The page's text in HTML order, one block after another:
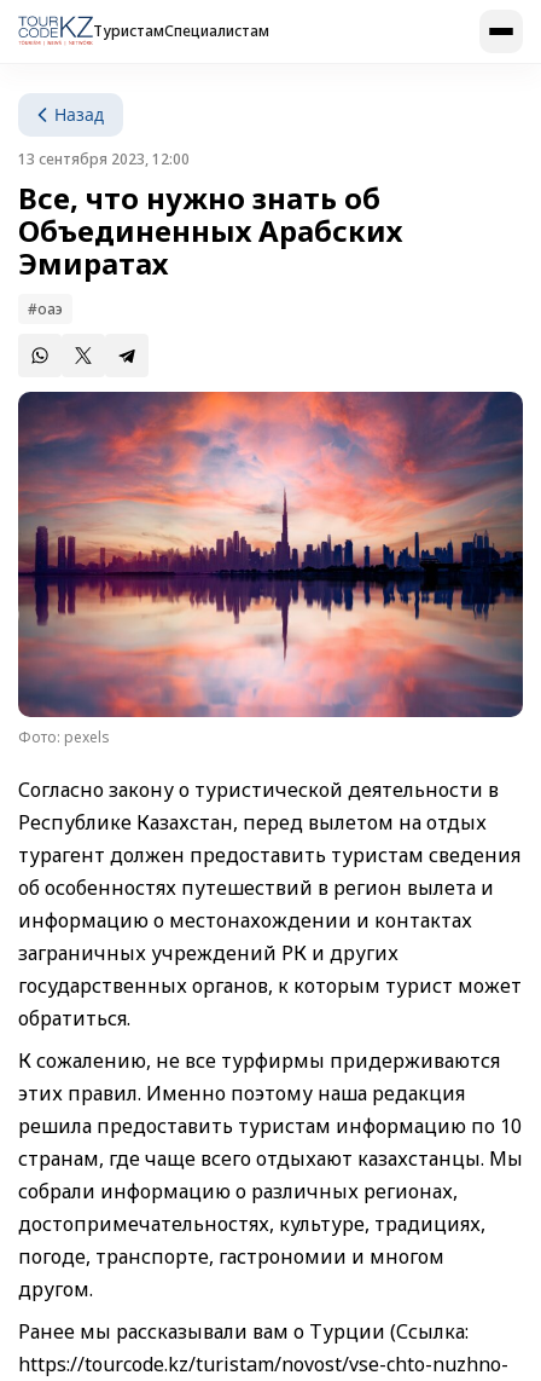
ТуристамСпециалистам
Назад
13 сентября 2023, 12:00
Все, что нужно знать об
Объединенных Арабских
Эмиратах
#оаэ
Фото: pexels
Согласно закону о туристической деятельности в
Республике Казахстан, перед вылетом на отдых
турагент должен предоставить туристам сведения
об особенностях путешествий в регион вылета и
информацию о местонахождении и контактах
заграничных учреждений РК и других
государственных органов, к которым турист может
обратиться.
К сожалению, не все турфирмы придерживаются
этих правил. Именно поэтому наша редакция
решила предоставить туристам информацию по 10
странам, где чаще всего отдыхают казахстанцы. Мы
собрали информацию о различных регионах,
достопримечательностях, культуре, традициях,
погоде, транспорте, гастрономии и многом
другом.
Ранее мы рассказывали вам о Турции (Ссылка:
https://tourcode.kz/turistam/novost/vse-chto-nuzhno-